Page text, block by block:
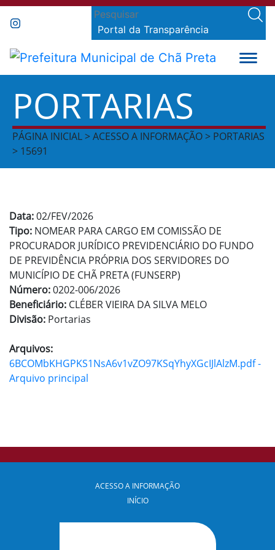
Portal da Transparência
PORTARIAS
PÁGINA INICIAL > ACESSO A INFORMAÇÃO > PORTARIAS
> 15691
Data:02/FEV/2026
Tipo: NOMEAR PARA CARGO EM COMISSÃO DE
PROCURADOR JURÍDICO PREVIDENCIÁRIO DO FUNDO
DE PREVIDÊNCIA PRÓPRIA DOS SERVIDORES DO
MUNICÍPIO DE CHÃ PRETA (FUNSERP)
Número:0202-006/2026
Beneficiário: CLÉBER VIEIRA DA SILVA MELO
Divisão: Portarias
Arquivos:
6BCOMbKHGPKS1NsA6v1vZO97KSqYhyXGcIJlAlzM.pdf -
Arquivo principal
ACESSO A INFORMAÇÃO
INÍCIO